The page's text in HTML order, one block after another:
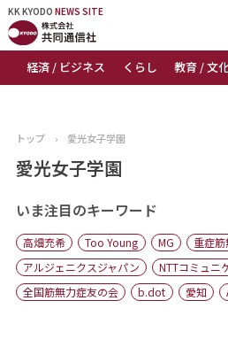
KK KYODO NEWS SITE
経済 / ビジネス くらし 教育 / 文
KK KYODONEWS SITE
トップページ
ニュース
おすすめコンテンツ
出版物
会社概要
トップ › 愛光女子学園
愛光女子学園
いま注目のキーワード
高畑充希 Too Young MG
重症
アルジェニクスジャパン
NTTコミュニ
全国筋無力症友の会
b.dot 愛知